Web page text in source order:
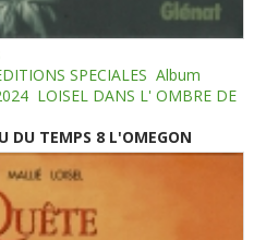
SPECIALES Album
LOISEL DANS L' OMBRE DE
DU TEMPS 8 L'OMEGON